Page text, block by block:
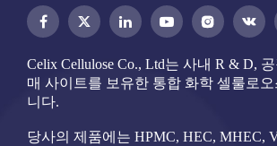
  
Celix Cellulose Co., Ltd는 사내 R & D,
매 사이트를 보유한 통합 화학 셀룰로
니다.
당사의 제품에는 HPMC, HEC, MHEC,